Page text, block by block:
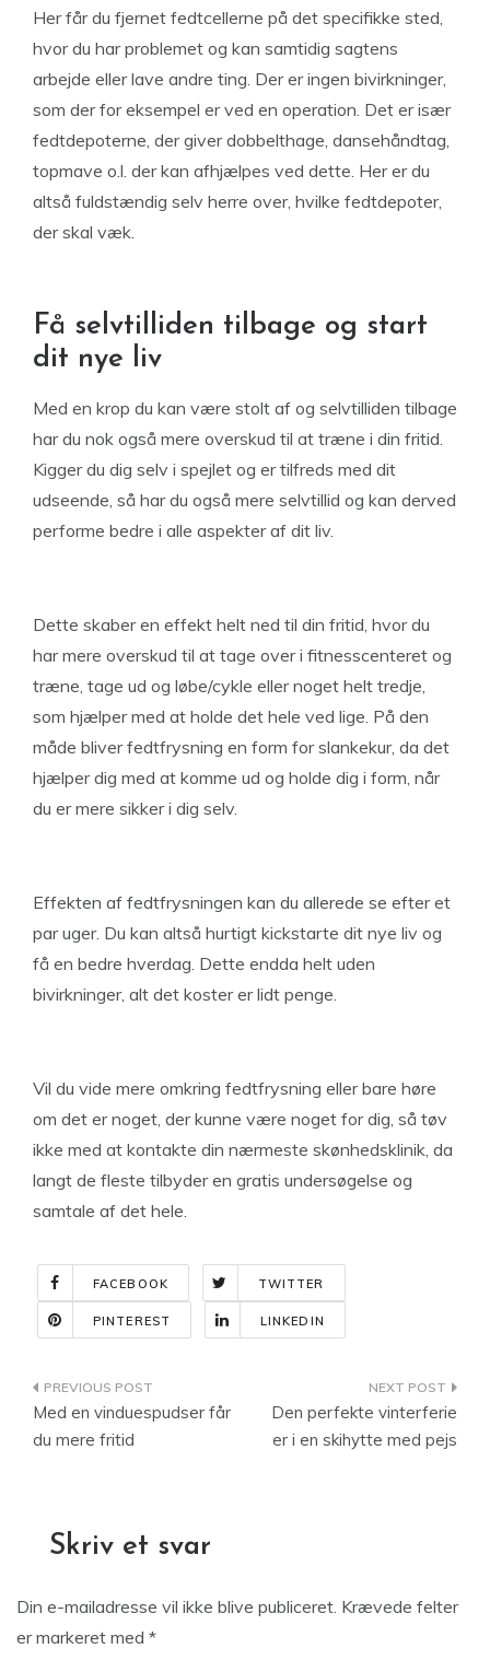
Her får du fjernet fedtcellerne på det specifikke sted,
hvor du har problemet og kan samtidig sagtens
arbejde eller lave andre ting. Der er ingen bivirkninger,
som der for eksempel er ved en operation. Det er især
fedtdepoterne, der giver dobbelthage, dansehåndtag,
topmave o.l. der kan afhjælpes ved dette. Her er du
altså fuldstændig selv herre over, hvilke fedtdepoter,
der skal væk.
Få selvtilliden tilbage og start
dit nye liv
Med en krop du kan være stolt af og selvtilliden tilbage
har du nok også mere overskud til at træne i din fritid.
Kigger du dig selv i spejlet og er tilfreds med dit
udseende, så har du også mere selvtillid og kan derved
performe bedre i alle aspekter af dit liv.
Dette skaber en effekt helt ned til din fritid, hvor du
har mere overskud til at tage over i fitnesscenteret og
træne, tage ud og løbe/cykle eller noget helt tredje,
som hjælper med at holde det hele ved lige. På den
måde bliver fedtfrysning en form for slankekur, da det
hjælper dig med at komme ud og holde dig i form, når
du er mere sikker i dig selv.
Effekten af fedtfrysningen kan du allerede se efter et
par uger. Du kan altså hurtigt kickstarte dit nye liv og
få en bedre hverdag. Dette endda helt uden
bivirkninger, alt det koster er lidt penge.
Vil du vide mere omkring fedtfrysning eller bare høre
om det er noget, der kunne være noget for dig, så tøv
ikke med at kontakte din nærmeste skønhedsklinik, da
langt de fleste tilbyder en gratis undersøgelse og
samtale af det hele.
FACEBOOK TWITTER
PINTEREST LINKEDIN
Indlægsnavigation
Med en vinduespudser får
du mere fritid
Den perfekte vinterferie
er i en skihytte med pejs
Skriv et svar
Din e-mailadresse vil ikke blive publiceret. Krævede felter
er markeret med *